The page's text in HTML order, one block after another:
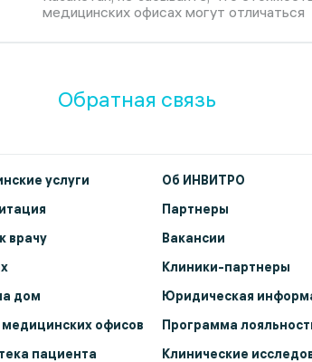
медицинских офисах могут отличаться
Обратная связь
услуги
врачу
дом
офисов
пациента
Об ИНВИТРО
Партнеры
Вакансии
Клиники-партнеры
Юридическая
Программа
Клинические